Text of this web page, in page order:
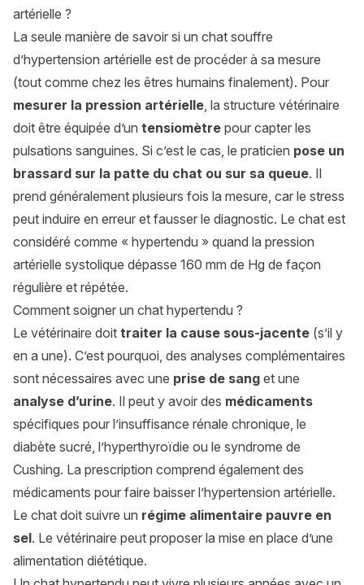
artérielle ?
La seule manière de savoir si un chat souffre
d’hypertension artérielle est de procéder à sa mesure
(tout comme chez les êtres humains finalement). Pour
mesurer la pression artérielle, la structure vétérinaire
doit être équipée d’un tensiomètre pour capter les
pulsations sanguines. Si c’est le cas, le praticien pose un
brassard sur la patte du chat ou sur sa queue. Il
prend généralement plusieurs fois la mesure, car le stress
peut induire en erreur et fausser le diagnostic. Le chat est
considéré comme « hypertendu » quand la pression
artérielle systolique dépasse 160 mm de Hg de façon
régulière et répétée.
Comment soigner un chat hypertendu ?
Le vétérinaire doit traiter la cause sous-jacente (s’il y
en a une). C’est pourquoi, des analyses complémentaires
sont nécessaires avec une prise de sang et une
analyse d’urine. Il peut y avoir des médicaments
spécifiques pour l’insuffisance rénale chronique, le
diabète sucré, l’hyperthyroïdie ou le syndrome de
Cushing. La prescription comprend également des
médicaments pour faire baisser l’hypertension artérielle.
Le chat doit suivre un régime alimentaire pauvre en
sel. Le vétérinaire peut proposer la mise en place d’une
alimentation diététique.